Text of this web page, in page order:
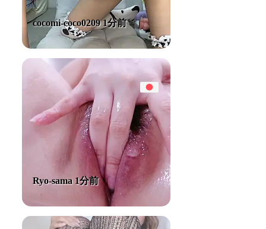
cocomi-coco0209 1分前
Ryo-sama 1分前